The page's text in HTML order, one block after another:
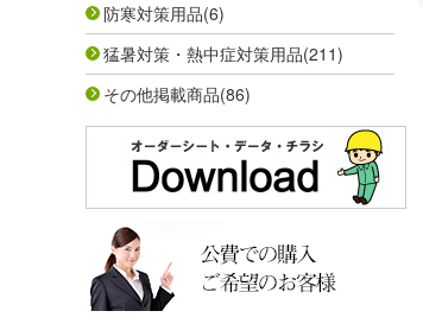
防寒対策用品(6)
猛暑対策・熱中症対策用品(211)
その他掲載商品(86)